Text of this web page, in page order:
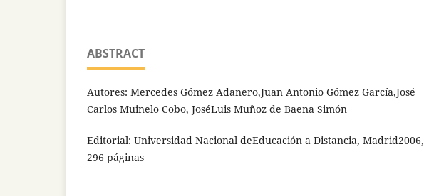
ABSTRACT
Autores: Mercedes Gómez Adanero,Juan Antonio Gómez García,José
Carlos Muinelo Cobo, JoséLuis Muñoz de Baena Simón
Editorial: Universidad Nacional deEducación a Distancia, Madrid2006,
296 páginas